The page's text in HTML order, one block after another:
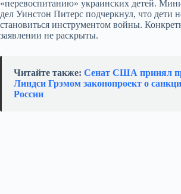
«перевоспитанию» украинских детей.
дел Уинстон Питерс подчеркнул, что дети
становиться инструментом войны.
заявлении не раскрыты.
Читайте также: Сенат США принял
Линдси Грэмом законопроект о
России